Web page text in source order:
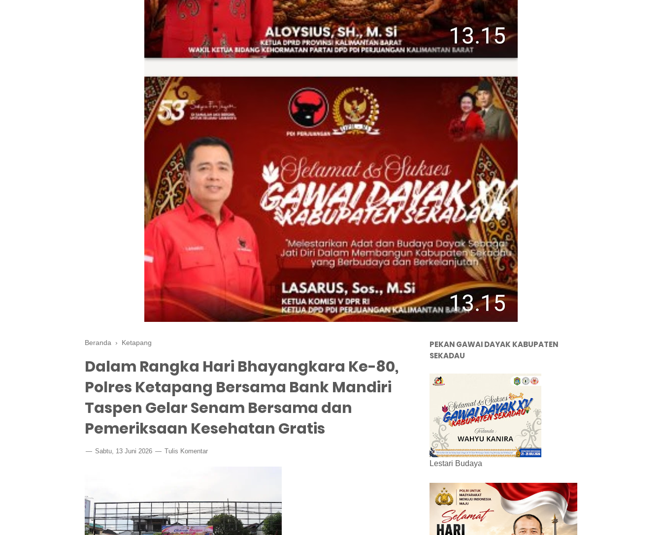
Beranda › Ketapang
Dalam Rangka Hari Bhayangkara Ke-80,
Polres Ketapang Bersama Bank Mandiri
Taspen Gelar Senam Bersama dan
Pemeriksaan Kesehatan Gratis
Sabtu, 13 Juni 2026 Tulis Komentar
PEKAN GAWAI DAYAK KABUPATEN
SEKADAU
Lestari Budaya